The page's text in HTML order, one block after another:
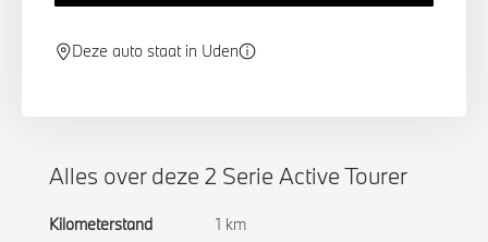
Deze auto staat in Uden
Alles over deze 2 Serie Active Tourer
Kilometerstand 1 km